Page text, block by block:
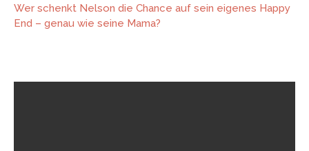
Wer schenkt Nelson die Chance auf sein eigenes Happy
End – genau wie seine Mama?